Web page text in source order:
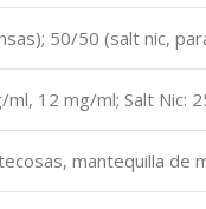
50/50 (salt nic,
12 mg/ml; Salt Nic:
mantequilla de